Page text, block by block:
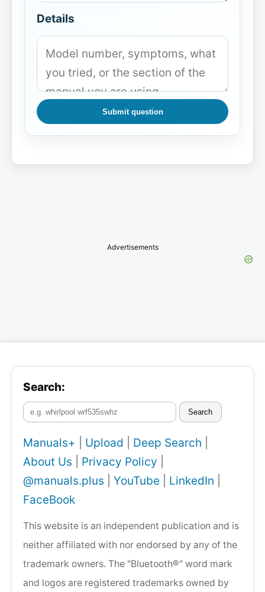
Details
Submit question
Advertisements
Search:
Search
Manuals+ Upload Deep Search
About Us
Privacy Policy
@manuals.plus
YouTube LinkedIn
FaceBook
This website is an independent publication and is
neither affiliated with nor endorsed by any of the
trademark owners. The "Bluetooth®" word mark
and logos are registered trademarks owned by